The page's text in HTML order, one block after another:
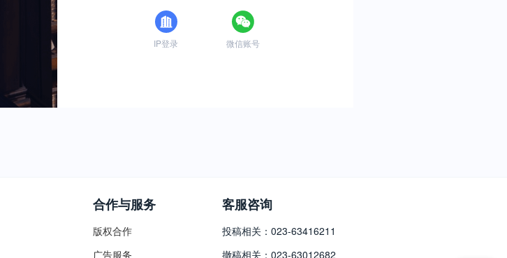
IP登录 微信账号
合作与服务
版权合作
广告服务
客服咨询
投稿相关：023-63416211
撤稿相关：023-63012682